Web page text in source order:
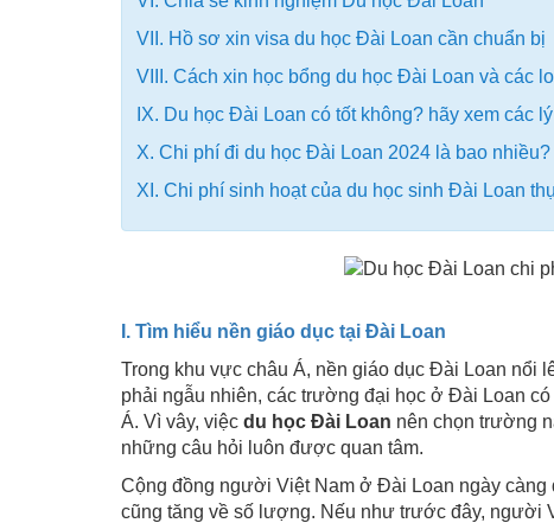
VII. Hồ sơ xin visa du học Đài Loan cần chuẩn bị
VIII. Cách xin học bổng du học Đài Loan và các
IX. Du học Đài Loan có tốt không? hãy xem các
X. Chi phí đi du học Đài Loan 2024 là bao nhiều?
XI. Chi phí sinh hoạt của du học sinh Đài Loan
I. Tìm hiểu nền giáo dục tại Đài Loan
Trong khu vực châu Á, nền giáo dục Đài Loan nổi
phải ngẫu nhiên, các trường đại học ở Đài Loan
Á. Vì vây, việc du học Đài Loan nên chọn trường
những câu hỏi luôn được quan tâm.
Cộng đồng người Việt Nam ở Đài Loan ngày càng
cũng tăng về số lượng. Nếu như trước đây, người